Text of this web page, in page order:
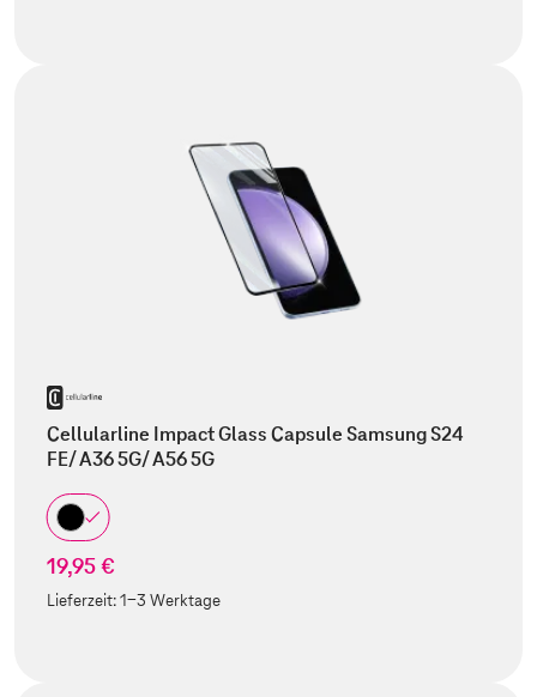
Cellularline Impact Glass Capsule Samsung S24
FE/ A36 5G/ A56 5G
19,95 €
Lieferzeit:1-3 Werktage